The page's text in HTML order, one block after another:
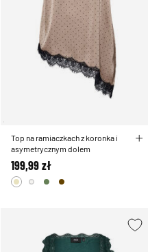
Top na ramiaczkach z koronka i
asymetrycznym dolem
199,99 zł